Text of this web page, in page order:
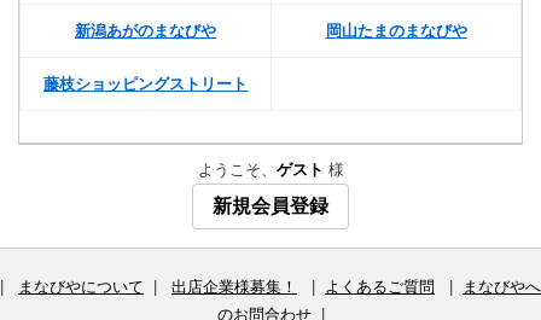
新潟あがのまなびや 岡山たまのまなびや
藤枝ショッピングストリート
ようこそ、 ゲスト 様
新規会員登録
まなびやについて 出店企業様募集！ よくあるご質問
まなびやへ
のお問合わせ|